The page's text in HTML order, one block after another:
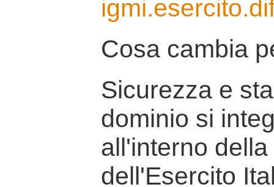
Cosa cambia
Sicurezza e
dominio si
all'interno
dell'Esercito